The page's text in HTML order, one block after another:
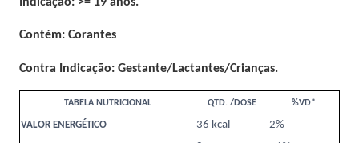
Contém: Corantes
Contra Indicação: Gestante/Lactantes/Crianças.
TABELA NUTRICIONAL QTD. /DOSE %VD*
VALOR ENERGÉTICO 36 kcal 2%